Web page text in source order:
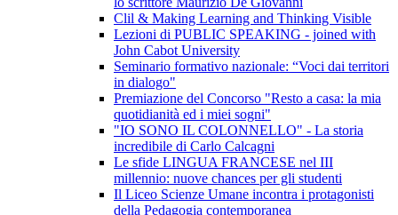
Clil & Making Learning and Thinking Visible
Lezioni di PUBLIC SPEAKING - joined with
John Cabot University
Seminario formativo nazionale: “Voci dai territori
in dialogo"
Premiazione del Concorso "Resto a casa: la mia
quotidianità ed i miei sogni"
"IO SONO IL COLONNELLO" - La storia
incredibile di Carlo Calcagni
Le sfide LINGUA FRANCESE nel III
millennio: nuove chances per gli studenti
Il Liceo Scienze Umane incontra i protagonisti
della Pedagogia contemporanea